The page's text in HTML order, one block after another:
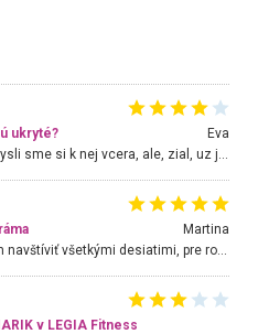
ukryté?
Eva
Hojdacka v Krpelanoch uz nie je, vysli sme si k nej vcera, ale, zial, uz je znicena. Ak sem planujete cestu len kvoli hojdacke, mozete si ju usetrit. Krasny vyhlad je tu vsak aj bez hojdacky :-)
Martina
Nádherné miesto ktoré odporúčam navštíviť všetkými desiatimi, pre rodiny s deťmi, dôchodcom... Proste a jednoducho ozaj rozprávkový les.. určite ešte prídeme. Odniesli sme si na pamiatku krásne tričká,
v LEGIA Fitness